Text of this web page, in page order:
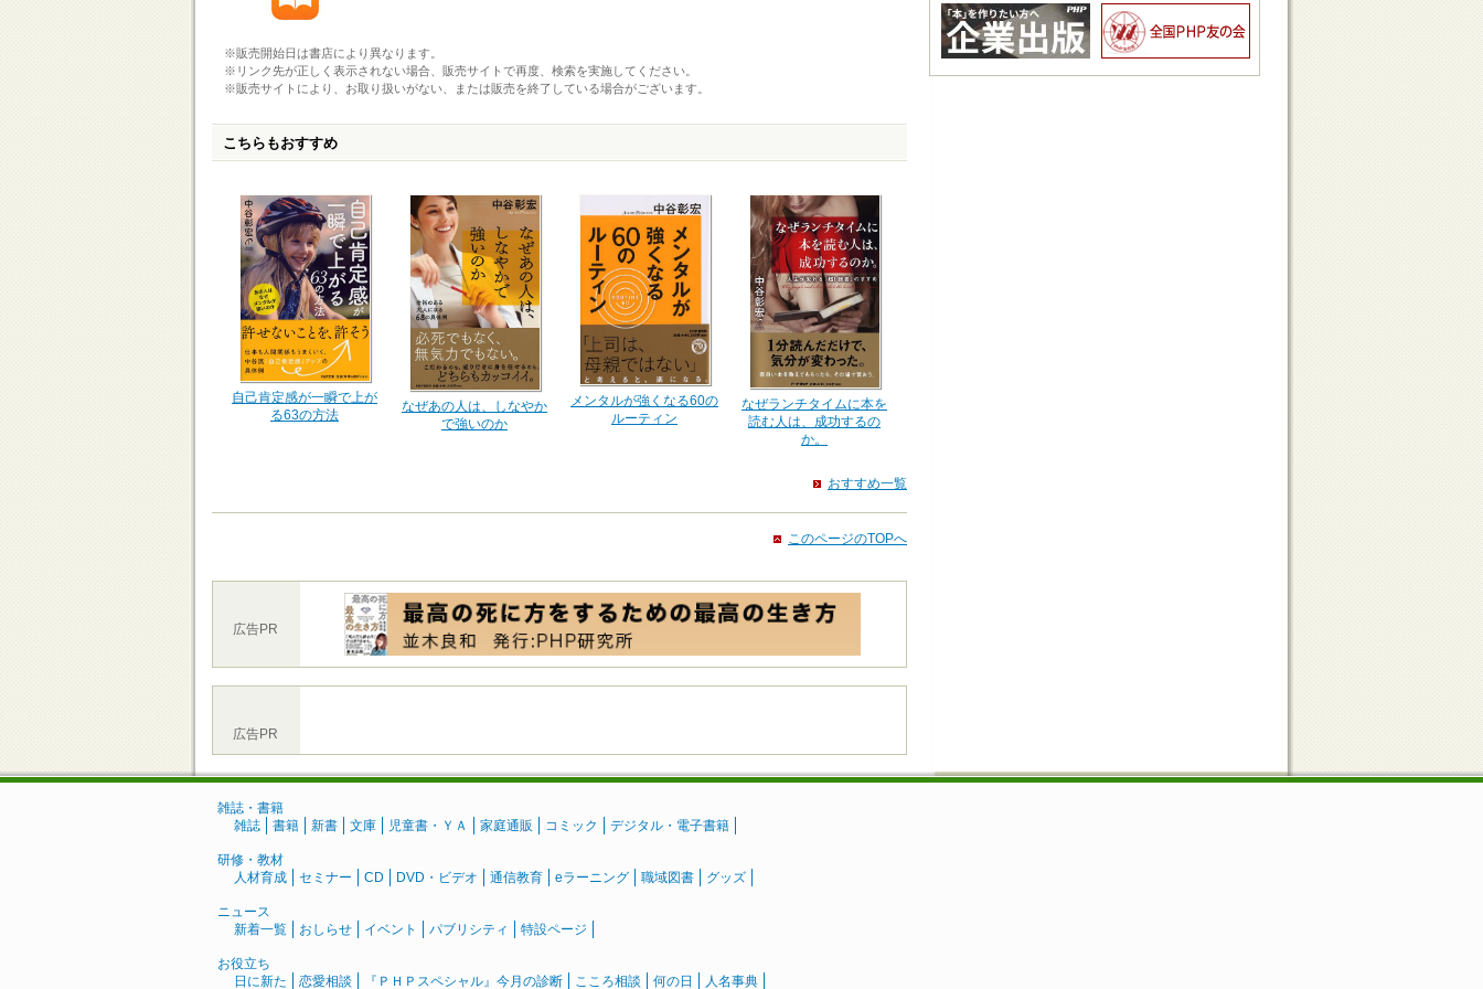
※販売開始日は書店により異なります。
※リンク先が正しく表示されない場合、販売サイトで再度、検索を実施してください。
※販売サイトにより、お取り扱いがない、または販売を終了している場合がございます。
こちらもおすすめ
自己肯定感が一瞬で上が
る63の方法
なぜあの人は、しなやか
で強いのか
メンタルが強くなる60の
ルーティン
なぜランチタイムに本を
読む人は、成功するの
か。
おすすめ一覧
このページのTOPへ
広告PR
広告PR
雑誌・書籍
雑誌
書籍 新書 文庫 児童書・ＹＡ 家庭通販 コミック デジタル・電子書籍
研修・教材
人材育成
セミナー CD DVD・ビデオ 通信教育 eラーニング 職域図書 グッズ
ニュース
新着一覧
おしらせ イベント パブリシティ 特設ページ
お役立ち
日に新た
恋愛相談 『ＰＨＰスペシャル』今月の診断 こころ相談 何の日 人名事典